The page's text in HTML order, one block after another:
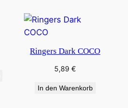
Ringers Dark COCO
5,89 €
In den Warenkorb